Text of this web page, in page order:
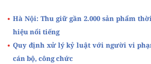
Hà Nội: Thu giữ gần 2.000 sản phẩm
hiệu nổi tiếng
Quy định xử lý kỷ luật với người vi
cán bộ, công chức